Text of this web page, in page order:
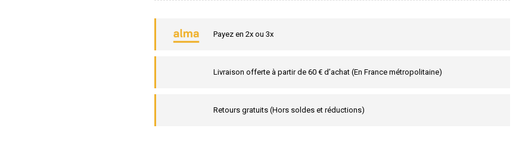
Payez en 2x ou 3x
Livraison offerte à partir de 60 € d’achat (En France métropolitaine)
Retours gratuits (Hors soldes et réductions)